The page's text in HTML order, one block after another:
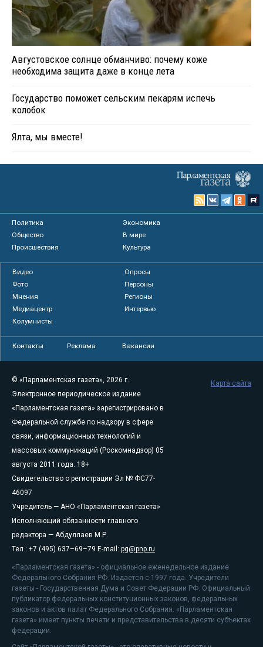
Августовское солнце обманчиво: почему коже
необходима защита даже в конце лета
Государство поможет сельским пекарям испечь
колобок
Ялта, мы вместе!
Политика
Экономика
Общество
В мире
Происшествия
Культура
Видео
Опросы
Фото
Персоны
Мнения
Регионы
Медиацентр
Интервью
Колумнисты
Контакты Реклама Вакансии
© «Парламентская газета», 2026 г.
Электронное периодическое издание
«Парламентская газета» зарегистрировано в
Федеральной службе по надзору в сфере
связи, информационных технологий и
массовых коммуникаций (Роскомнадзор) 05
августа 2011 года. 18+
Свидетельство о регистрации Эл № ФС77-
46097
Учредитель — АНО «Парламентская газета»
Исполняющий обязанности главного
редактора — Абдуллаев М.Р.
Тел.: +7 (495) 637–69–79 E-mail: pg@pnp.ru
«Парламентская газета» - официальное еженедельное издание
Федерального Собрания РФ. Издается с 1997 года. Учредители
газеты - Государственная Дума и Совет Федерации РФ. Официальный
публикатор федеральных конституционных законов, федеральных
законов и актов палат Федерального Собрания. «Парламентская
газета» имеет пункты печати и представительства в десяти субъектах
федерации.
Карта сайта